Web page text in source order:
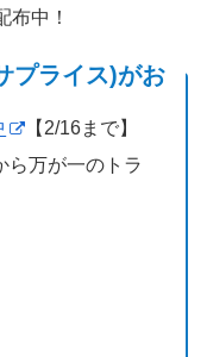
布中！
プライス)がお
【2/16まで】
ら万が一のトラ